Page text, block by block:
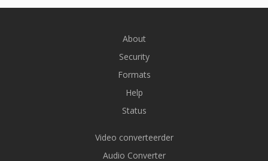
About
Security
Formats
Help
Status
Video converteerder
Audio Converter